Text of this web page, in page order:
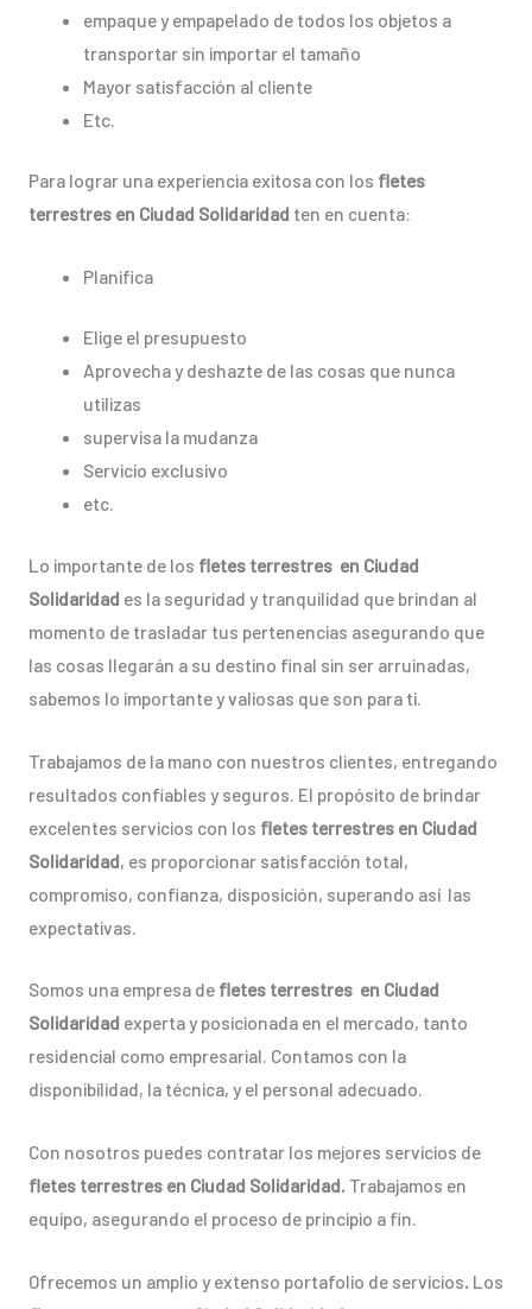
empaque y empapelado de todos los objetos a
transportar sin importar el tamaño
Mayor satisfacción al cliente
Etc.
Para lograr una experiencia exitosa con los fletes
terrestres en Ciudad Solidaridad ten en cuenta:
Planifica
Elige el presupuesto
Aprovecha y deshazte de las cosas que nunca
utilizas
supervisa la mudanza
Servicio exclusivo
etc.
Lo importante de los fletes terrestres en Ciudad
Solidaridad es la seguridad y tranquilidad que brindan al
momento de trasladar tus pertenencias asegurando que
las cosas llegarán a su destino final sin ser arruinadas,
sabemos lo importante y valiosas que son para ti.
Trabajamos de la mano con nuestros clientes, entregando
resultados confiables y seguros. El propósito de brindar
excelentes servicios con los fletes terrestres en Ciudad
Solidaridad, es proporcionar satisfacción total,
compromiso, confianza, disposición, superando así las
expectativas.
Somos una empresa de fletes terrestres en Ciudad
Solidaridad experta y posicionada en el mercado, tanto
residencial como empresarial. Contamos con la
disponibilidad, la técnica, y el personal adecuado.
Con nosotros puedes contratar los mejores servicios de
fletes terrestres en Ciudad Solidaridad. Trabajamos en
equipo, asegurando el proceso de principio a fin.
Ofrecemos un amplio y extenso portafolio de servicios. Los